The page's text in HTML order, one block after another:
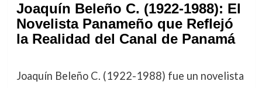
Joaquín Beleño C. (1922-1988): El
Novelista Panameño que Reflejó
la Realidad del Canal de Panamá
Joaquín Beleño C. (1922-1988) fue un novelista